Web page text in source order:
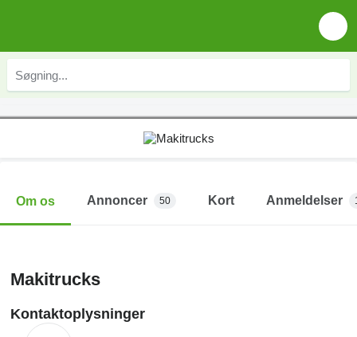
Om os Annoncer 50 Kort Anmeldelser
Makitrucks
Kontaktoplysninger